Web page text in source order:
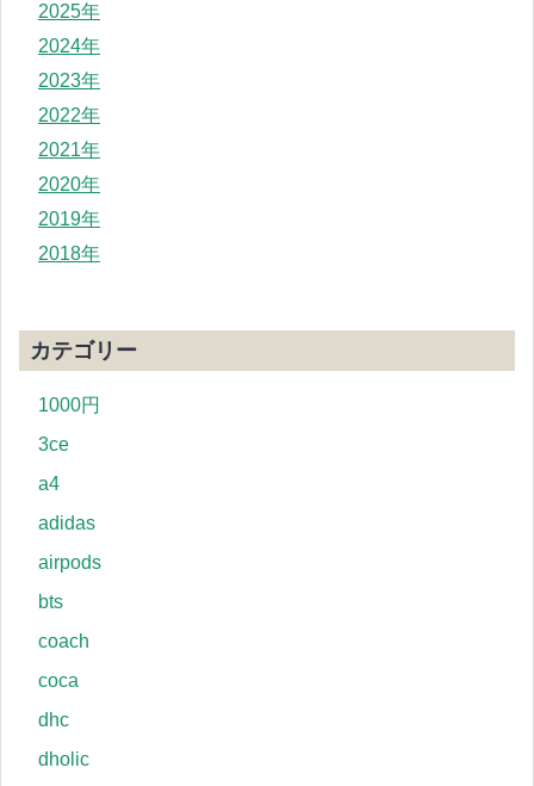
2025年
2024年
2023年
2022年
2021年
2020年
2019年
2018年
カテゴリー
1000円
3ce
a4
adidas
airpods
bts
coach
coca
dhc
dholic